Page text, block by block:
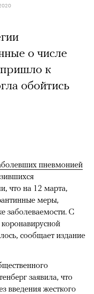
о числе
к
обойтись
пневмонией
что на 12 марта,
меры,
заболеваемости. С
сообщает издание
заявила, что
введения жесткого